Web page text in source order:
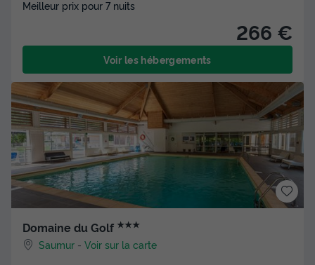
Meilleur prix pour 7 nuits
266 €
Voir les hébergements
Domaine du Golf ★★★
Saumur -Voir sur la carte